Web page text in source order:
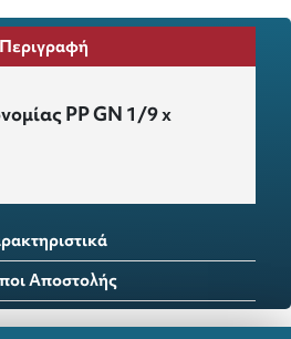
Περιγραφή
PP GN 1/9 x
Αποστολής